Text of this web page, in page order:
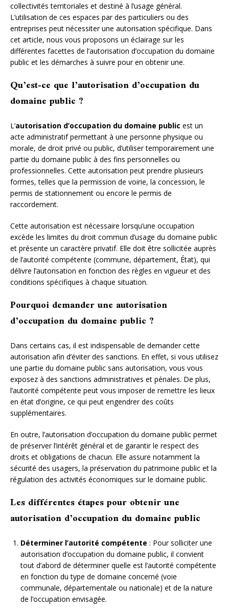
collectivités territoriales et destiné à l’usage général.
L’utilisation de ces espaces par des particuliers ou des
entreprises peut nécessiter une autorisation spécifique. Dans
cet article, nous vous proposons un éclairage sur les
différentes facettes de l’autorisation d’occupation du domaine
public et les démarches à suivre pour en obtenir une.
Qu’est-ce que l’autorisation d’occupation du
domaine public ?
L’autorisation d’occupation du domaine public est un
acte administratif permettant à une personne physique ou
morale, de droit privé ou public, d’utiliser temporairement une
partie du domaine public à des fins personnelles ou
professionnelles. Cette autorisation peut prendre plusieurs
formes, telles que la permission de voirie, la concession, le
permis de stationnement ou encore le permis de
raccordement.
Cette autorisation est nécessaire lorsqu’une occupation
excède les limites du droit commun d’usage du domaine public
et présente un caractère privatif. Elle doit être sollicitée auprès
de l’autorité compétente (commune, département, État), qui
délivre l’autorisation en fonction des règles en vigueur et des
conditions spécifiques à chaque situation.
Pourquoi demander une autorisation
d’occupation du domaine public ?
Dans certains cas, il est indispensable de demander cette
autorisation afin d’éviter des sanctions. En effet, si vous utilisez
une partie du domaine public sans autorisation, vous vous
exposez à des sanctions administratives et pénales. De plus,
l’autorité compétente peut vous imposer de remettre les lieux
en état d’origine, ce qui peut engendrer des coûts
supplémentaires.
En outre, l’autorisation d’occupation du domaine public permet
de préserver l’intérêt général et de garantir le respect des
droits et obligations de chacun. Elle assure notamment la
sécurité des usagers, la préservation du patrimoine public et la
régulation des activités économiques sur le domaine public.
Les différentes étapes pour obtenir une
autorisation d’occupation du domaine public
Déterminer l’autorité compétente : Pour solliciter une
autorisation d’occupation du domaine public, il convient
tout d’abord de déterminer quelle est l’autorité compétente
en fonction du type de domaine concerné (voie
communale, départementale ou nationale) et de la nature
de l’occupation envisagée.